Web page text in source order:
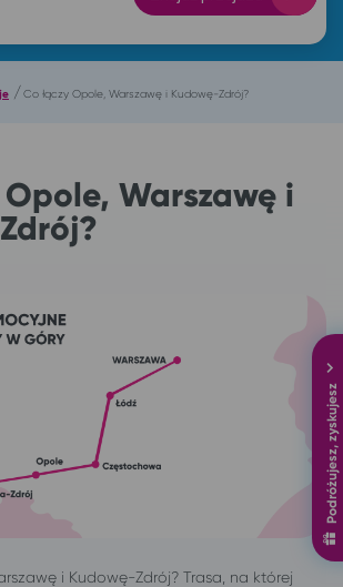
Podróżujesz, zyskujesz
/Co łączy Opole, Warszawę i Kudowę-Zdrój?
Opole, Warszawę i
i Kudowę-Zdrój? Trasa, na której